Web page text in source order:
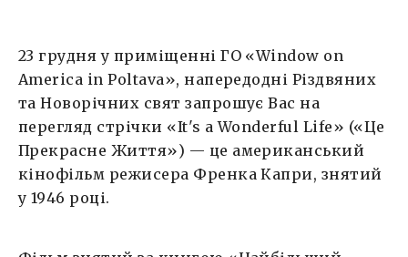
23 грудня у приміщенні ГО «Window on
America in Poltava», напередодні Різдвяних
та Новорічних свят запрошує Вас на
перегляд стрічки «It's a Wonderful Life» («Це
Прекрасне Життя») — це американський
кінофільм режисера Френка Капри, знятий
у 1946 році.